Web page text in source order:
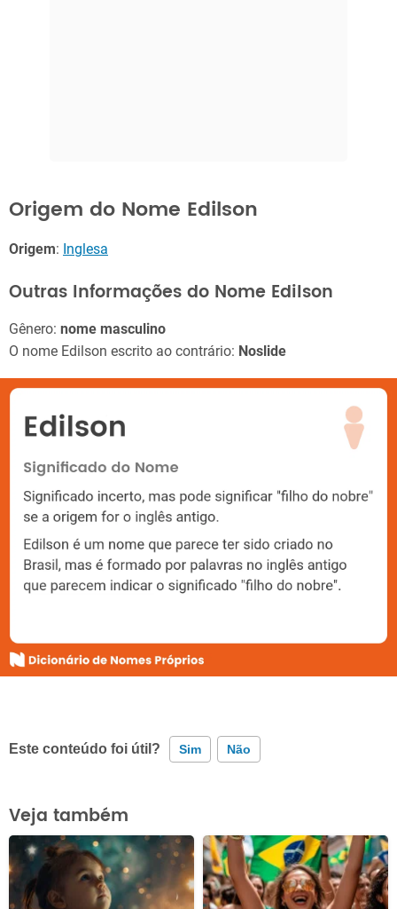
Origem do Nome Edilson
Origem: Inglesa
Outras Informações do Nome Edilson
Gênero: nome masculino
O nome Edilson escrito ao contrário: Noslide
Este conteúdo foi útil? Sim Não
Este conteúdo contém informação incorreta
Este conteúdo não tem a informação que procuro
Outro
Veja também